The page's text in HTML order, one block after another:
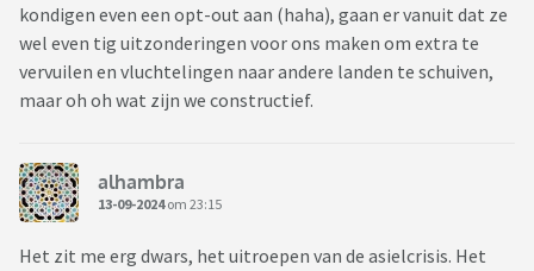
kondigen even een opt-out aan (haha), gaan er vanuit dat ze
wel even tig uitzonderingen voor ons maken om extra te
vervuilen en vluchtelingen naar andere landen te schuiven,
maar oh oh wat zijn we constructief.
alhambra
13-09-2024om 23:15
Het zit me erg dwars, het uitroepen van de asielcrisis. Het